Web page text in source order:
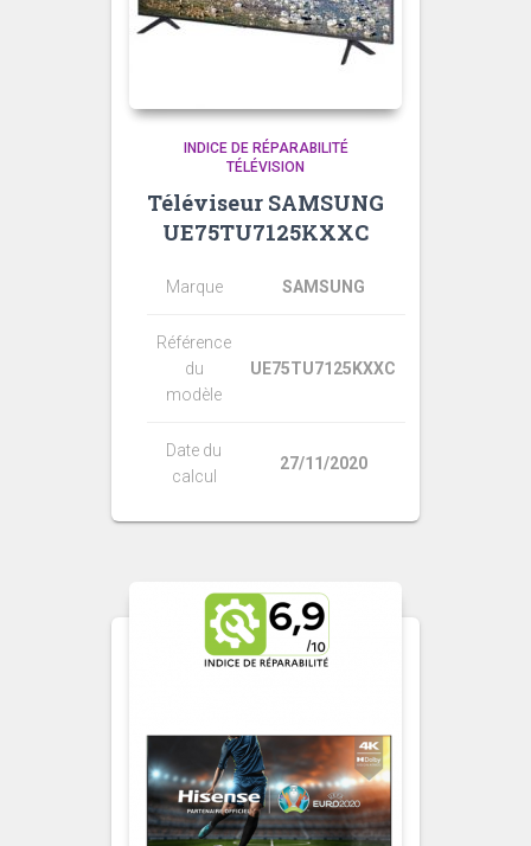
INDICE DE RÉPARABILITÉ
TÉLÉVISION
Téléviseur SAMSUNG
UE75TU7125KXXC
Marque SAMSUNG
Référence
du
modèle
UE75TU7125KXXC
Date du
calcul
27/11/2020